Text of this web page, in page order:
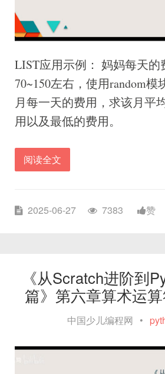
LIST应用示例： 妈妈每天的
70~150左右，使用random模
月每一天的费用，求该月平
用以及最低的费用。
阅读全文
2025-06-27 7383 赞
《从Scratch进阶到
篇》第六章算术运算
中国少儿编程网 •